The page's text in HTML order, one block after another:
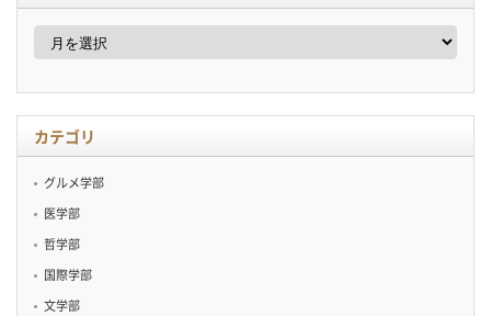
ア
イ
カテゴリ
グルメ学部
医学部
哲学部
国際学部
文学部